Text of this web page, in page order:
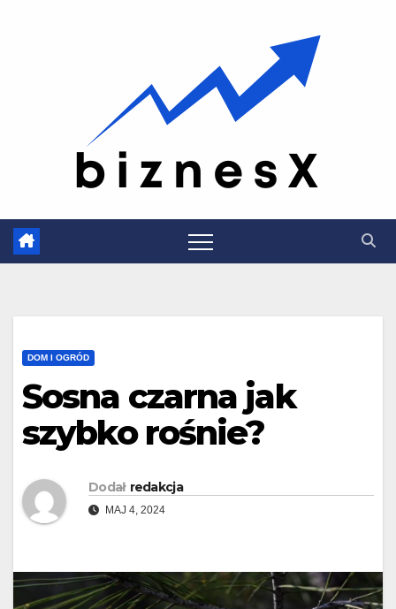
DOM I OGRÓD
Sosna czarna jak
szybko rośnie?
Dodał redakcja
MAJ 4, 2024